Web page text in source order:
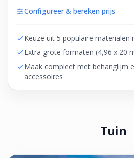
Configureer & bereken prijs
Keuze uit 5 populaire materialen
Extra grote formaten (4,96 x 20
Maak compleet met behanglijm
accessoires
Tuin